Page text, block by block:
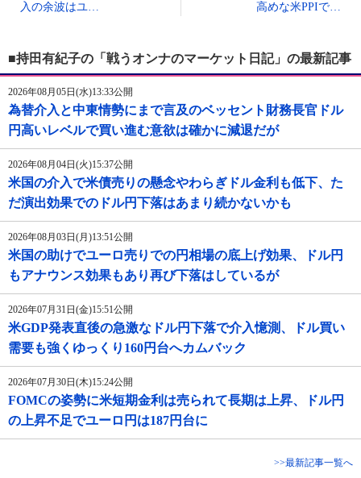
入の余波はユ…
高めな米PPIで…
■持田有紀子の「戦うオンナのマーケット日記」の最新記事
2026年08月05日(水)13:33公開
為替介入と中東情勢にまで言及のベッセント財務長官ドル
円高いレベルで買い進む意欲は確かに減退だが
2026年08月04日(火)15:37公開
米国の介入で米債売りの懸念やわらぎドル金利も低下、た
だ演出効果でのドル円下落はあまり続かないかも
2026年08月03日(月)13:51公開
米国の助けでユーロ売りでの円相場の底上げ効果、ドル円
もアナウンス効果もあり再び下落はしているが
2026年07月31日(金)15:51公開
米GDP発表直後の急激なドル円下落で介入憶測、ドル買い
需要も強くゆっくり160円台へカムバック
2026年07月30日(木)15:24公開
FOMCの姿勢に米短期金利は売られて長期は上昇、ドル円
の上昇不足でユーロ円は187円台に
>>最新記事一覧へ